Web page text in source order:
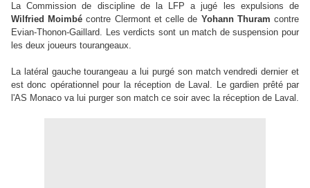
La Commission de discipline de la LFP a jugé les expulsions de
Wilfried Moimbé contre Clermont et celle de Yohann Thuram contre
Evian-Thonon-Gaillard. Les verdicts sont un match de suspension pour
les deux joueurs tourangeaux.
La latéral gauche tourangeau a lui purgé son match vendredi dernier et
est donc opérationnel pour la réception de Laval. Le gardien prêté par
l'AS Monaco va lui purger son match ce soir avec la réception de Laval.